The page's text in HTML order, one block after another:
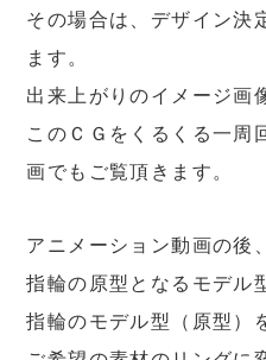
その場合は、デザイン決
ます。
出来上がりのイメージ画
このＣＧをくるくる一周
画でもご覧頂きます。
アニメーション動画の後、
指輪の原型となるモデル
指輪のモデル型（原型）